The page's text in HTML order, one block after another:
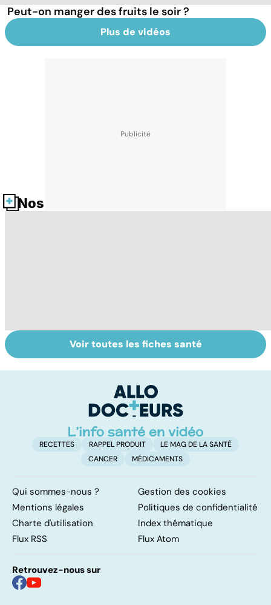
Peut-on manger des fruits le soir ?
Plus de vidéos
Nos fiches santé
Les agrumes et
leurs bienfaits
Le magnésium,
un oligo-élément
Voir toutes les fiches santé
RECETTES RAPPEL PRODUIT
LE MAG DE LA SANTÉ
CANCER
MÉDICAMENTS
Qui sommes-nous ?
Gestion des cookies
Mentions légales
Politiques de confidentialité
Charte d'utilisation
Index thématique
Flux RSS
Flux Atom
Retrouvez-nous sur